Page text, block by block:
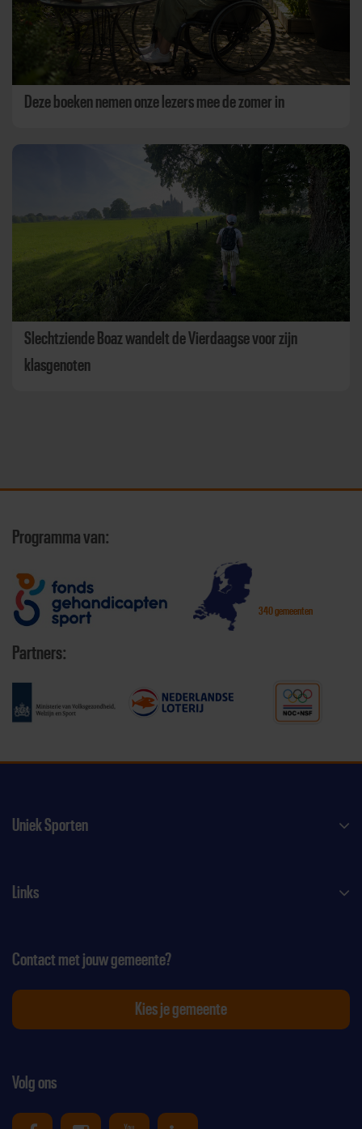
Deze boeken nemen onze lezers mee de zomer in
Slechtziende Boaz wandelt de Vierdaagse voor zijn
klasgenoten
Programma van:
340 gemeenten
Partners:
Uniek Sporten
Links
Volg ons
Contact met jouw gemeente?
Kies je gemeente